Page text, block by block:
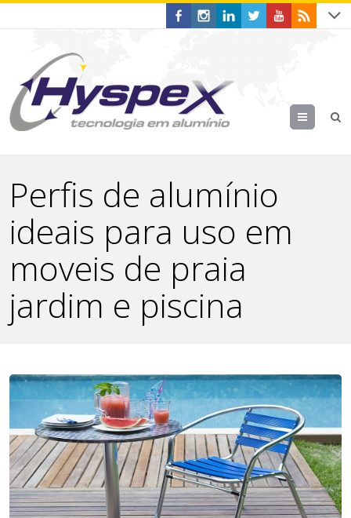
Menu
Perfis de alumínio
ideais para uso em
moveis de praia
jardim e piscina